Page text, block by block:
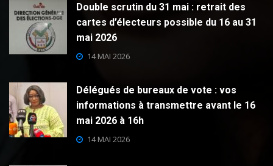
Double scrutin du 31 mai : retrait des
cartes d’électeurs possible du 16 au 31
mai 2026
14 MAI 2026
Délégués de bureaux de vote : vos
informations à transmettre avant le 16
mai 2026 à 16h
14 MAI 2026